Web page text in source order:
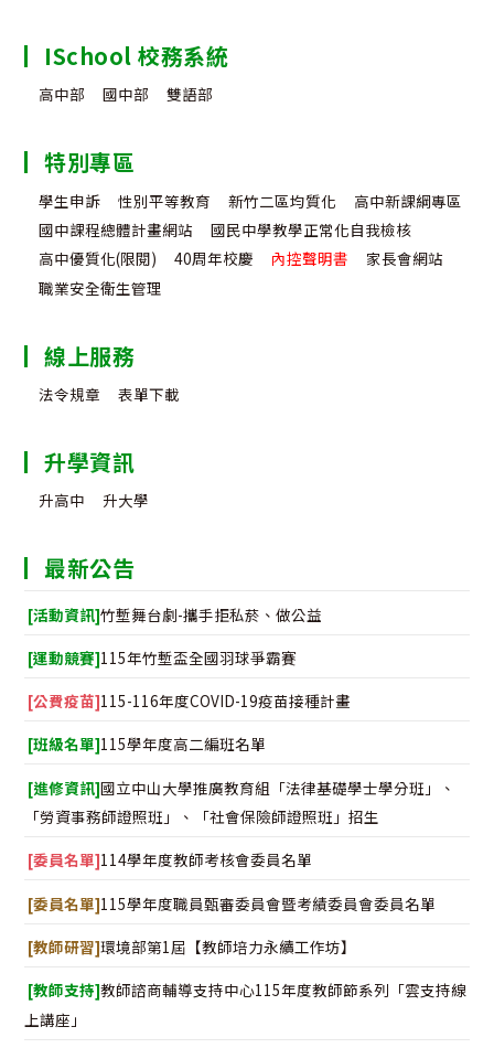
ISchool 校務系統
高中部 國中部 雙語部
特別專區
學生申訴 性別平等教育 新竹二區均質化
高中新課綱專區
國中課程總體計畫網站
國民中學教學正常化自我檢核
高中優質化(限閱)
40周年校慶 內控聲明書
家長會網站
職業安全衛生管理
線上服務
法令規章 表單下載
升學資訊
升高中 升大學
最新公告
[活動資訊]竹塹舞台劇-攜手拒私菸、做公益
[運動競賽]115年竹塹盃全國羽球爭霸賽
[公費疫苗]115-116年度COVID-19疫苗接種計畫
[班級名單]115學年度高二編班名單
[進修資訊]國立中山大學推廣教育組「法律基礎學士學分班」、
「勞資事務師證照班」、「社會保險師證照班」招生
[委員名單]114學年度教師考核會委員名單
[委員名單]115學年度職員甄審委員會暨考績委員會委員名單
[教師研習]環境部第1屆【教師培力永續工作坊】
[教師支持]教師諮商輔導支持中心115年度教師節系列「雲支持線
上講座」